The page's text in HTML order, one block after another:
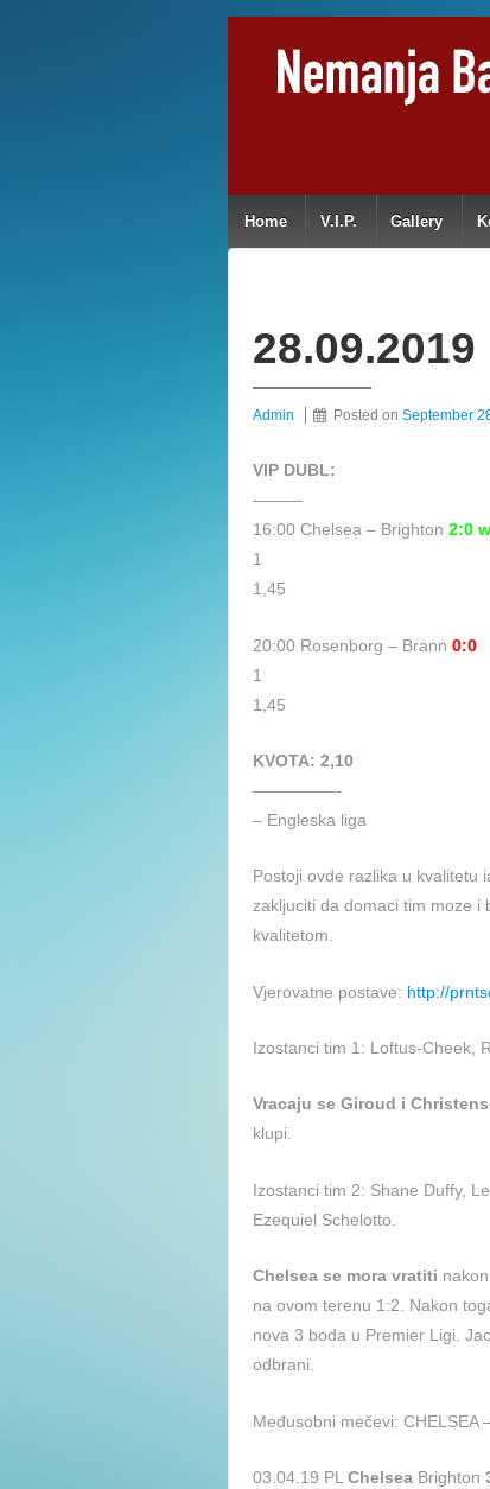
Home V.I.P. Gallery
28.09.2019
Admin Posted on September
VIP DUBL:
———
16:00 Chelsea – Brighton 2:0
1
1,45
20:00 Rosenborg – Brann 0:0
1
1,45
KVOTA: 2,10
—————-
– Engleska liga
Postoji ovde razlika u kvalitetu
zakljuciti da domaci tim moze i
kvalitetom.
Vjerovatne postave: http://
Izostanci tim 1: Loftus-Cheek,
Vracaju se Giroud i
klupi.
Izostanci tim 2: Shane Duffy,
Ezequiel Schelotto.
Chelsea se mora vratiti
na ovom terenu 1:2. Nakon
nova 3 boda u Premier Ligi.
odbrani.
Međusobni mečevi: CHELSEA
03.04.19 PL Chelsea Brighton